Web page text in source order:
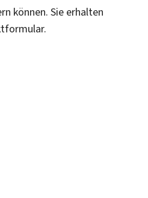
können. Sie erhalten